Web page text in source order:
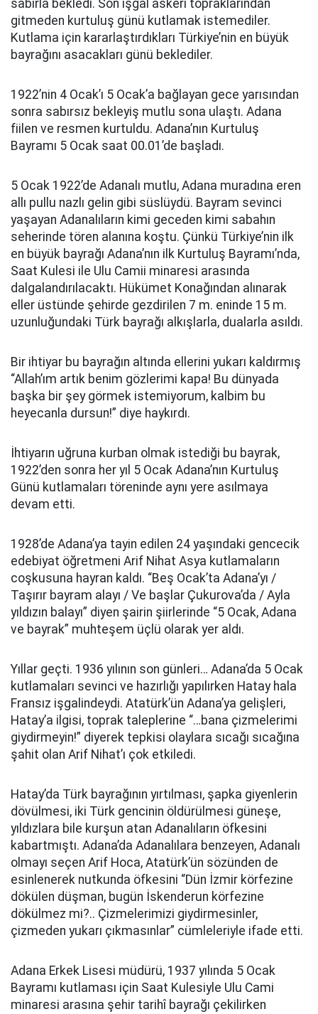
sabırla bekledi. Son işgal askeri topraklarından
gitmeden kurtuluş günü kutlamak istemediler.
Kutlama için kararlaştırdıkları Türkiye’nin en büyük
bayrağını asacakları günü beklediler.
1922’nin 4 Ocak’ı 5 Ocak’a bağlayan gece yarısından
sonra sabırsız bekleyiş mutlu sona ulaştı. Adana
fiilen ve resmen kurtuldu. Adana’nın Kurtuluş
Bayramı 5 Ocak saat 00.01’de başladı.
5 Ocak 1922’de Adanalı mutlu, Adana muradına eren
allı pullu nazlı gelin gibi süslüydü. Bayram sevinci
yaşayan Adanalıların kimi geceden kimi sabahın
seherinde tören alanına koştu. Çünkü Türkiye’nin ilk
en büyük bayrağı Adana’nın ilk Kurtuluş Bayramı’nda,
Saat Kulesi ile Ulu Camii minaresi arasında
dalgalandırılacaktı. Hükümet Konağından alınarak
eller üstünde şehirde gezdirilen 7 m. eninde 15 m.
uzunluğundaki Türk bayrağı alkışlarla, dualarla asıldı.
Bir ihtiyar bu bayrağın altında ellerini yukarı kaldırmış
“Allah’ım artık benim gözlerimi kapa! Bu dünyada
başka bir şey görmek istemiyorum, kalbim bu
heyecanla dursun!” diye haykırdı.
İhtiyarın uğruna kurban olmak istediği bu bayrak,
1922’den sonra her yıl 5 Ocak Adana’nın Kurtuluş
Günü kutlamaları töreninde aynı yere asılmaya
devam etti.
1928’de Adana’ya tayin edilen 24 yaşındaki gencecik
edebiyat öğretmeni Arif Nihat Asya kutlamaların
coşkusuna hayran kaldı. “Beş Ocak’ta Adana’yı /
Taşırır bayram alayı / Ve başlar Çukurova’da / Ayla
yıldızın balayı” diyen şairin şiirlerinde “5 Ocak, Adana
ve bayrak” muhteşem üçlü olarak yer aldı.
Yıllar geçti. 1936 yılının son günleri… Adana’da 5 Ocak
kutlamaları sevinci ve hazırlığı yapılırken Hatay hala
Fransız işgalindeydi. Atatürk’ün Adana’ya gelişleri,
Hatay’a ilgisi, toprak taleplerine “…bana çizmelerimi
giydirmeyin!” diyerek tepkisi olaylara sıcağı sıcağına
şahit olan Arif Nihat’ı çok etkiledi.
Hatay’da Türk bayrağının yırtılması, şapka giyenlerin
dövülmesi, iki Türk gencinin öldürülmesi güneşe,
yıldızlara bile kurşun atan Adanalıların öfkesini
kabartmıştı. Adana’da Adanalılara benzeyen, Adanalı
olmayı seçen Arif Hoca, Atatürk’ün sözünden de
esinlenerek nutkunda öfkesini “Dün İzmir körfezine
dökülen düşman, bugün İskenderun körfezine
dökülmez mi?.. Çizmelerimizi giydirmesinler,
çizmeden yukarı çıkmasınlar” cümleleriyle ifade etti.
Adana Erkek Lisesi müdürü, 1937 yılında 5 Ocak
Bayramı kutlaması için Saat Kulesiyle Ulu Cami
minaresi arasına şehir tarihî bayrağı çekilirken